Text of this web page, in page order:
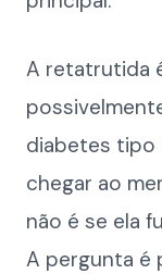
A retatrutida
diabetes tipo
chegar ao
não é se ela
A pergunta é